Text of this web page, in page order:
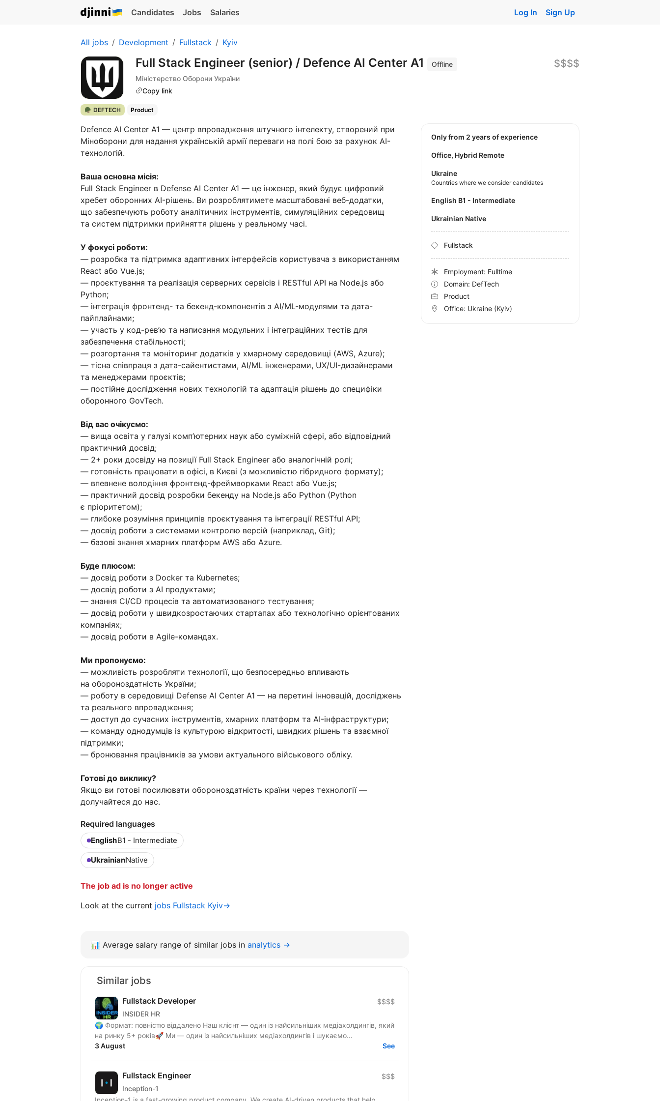
Candidates Jobs Salaries Log In Sign Up
All jobs Development Fullstack Kyiv
Full Stack Engineer (senior) / Defence AI Center A1
Offline
Міністерство Оборони України
Copy link
$$$$
🪖 DEFTECH Product
Defence AI Center A1 — центр впровадження штучного інтелекту, створений при
Міноборони для надання українській армії переваги на полі бою за рахунок AI-
технологій.
Ваша основна місія:
Full Stack Engineer в Defense AI Center A1 — це інженер, який будує цифровий
хребет оборонних AI-рішень. Ви розроблятимете масштабовані веб-додатки,
що забезпечують роботу аналітичних інструментів, симуляційних середовищ
та систем підтримки прийняття рішень у реальному часі.
У фокусі роботи:
— розробка та підтримка адаптивних інтерфейсів користувача з використанням
React або Vue.js;
— проєктування та реалізація серверних сервісів і RESTful API на Node.js або
Python;
— інтеграція фронтенд- та бекенд-компонентів з AI/ML-модулями та дата-
пайплайнами;
— участь у код-рев’ю та написання модульних і інтеграційних тестів для
забезпечення стабільності;
— розгортання та моніторинг додатків у хмарному середовищі (AWS, Azure);
— тісна співпраця з дата-сайентистами, AI/ML інженерами, UX/UI-дизайнерами
та менеджерами проєктів;
— постійне дослідження нових технологій та адаптація рішень до специфіки
оборонного GovTech.
Від вас очікуємо:
— вища освіта у галузі комп’ютерних наук або суміжній сфері, або відповідний
практичний досвід;
— 2+ роки досвіду на позиції Full Stack Engineer або аналогічній ролі;
— готовність працювати в офісі, в Києві (з можливістю гібридного формату);
— впевнене володіння фронтенд-фреймворками React або Vue.js;
— практичний досвід розробки бекенду на Node.js або Python (Python
є пріоритетом);
— глибоке розуміння принципів проєктування та інтеграції RESTful API;
— досвід роботи з системами контролю версій (наприклад, Git);
— базові знання хмарних платформ AWS або Azure.
Буде плюсом:
— досвід роботи з Docker та Kubernetes;
— досвід роботи з АІ продуктами;
— знання CI/CD процесів та автоматизованого тестування;
— досвід роботи у швидкозростаючих стартапах або технологічно орієнтованих
компаніях;
— досвід роботи в Agile-командах.
Ми пропонуємо:
— можливість розробляти технології, що безпосередньо впливають
на обороноздатність України;
— роботу в середовищі Defense AI Center A1 — на перетині інновацій, досліджень
та реального впровадження;
— доступ до сучасних інструментів, хмарних платформ та AI-інфраструктури;
— команду однодумців із культурою відкритості, швидких рішень та взаємної
підтримки;
— бронювання працівників за умови актуального військового обліку.
Готові до виклику?
Якщо ви готові посилювати обороноздатність країни через технології —
долучайтеся до нас.
Required languages
EnglishB1 - Intermediate
UkrainianNative
The job ad is no longer active
Look at the current jobs Fullstack Kyiv→
Only from 2 years of experience
Office, Hybrid Remote
Ukraine
Countries where we consider candidates
English B1 - Intermediate
Ukrainian Native
Fullstack
Employment: Fulltime
Domain: DefTech
Product
Office: Ukraine (Kyiv)
📊 Average salary range of similar jobs in analytics →
Similar jobs
Fullstack Developer
INSIDER HR
$$$$
🌍 Формат: повністю віддалено Наш клієнт — один із найсильніших медіахолдингів, який
на ринку 5+ років🚀 Ми — один із найсильніших медіахолдингів і шукаємо...
3 August
See
Fullstack Engineer
Inception-1
$$$